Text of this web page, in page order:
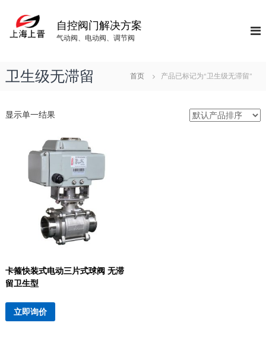
自控阀门解决方案
气动阀、电动阀、调节阀
卫生级无滞留 首页 产品已标记为“卫生级无滞留”
显示单一结果
卡箍快装式电动三片式球阀 无滞
留卫生型
立即询价